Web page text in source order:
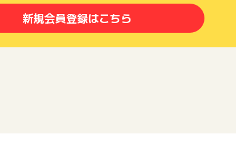
新規会員登録はこちら